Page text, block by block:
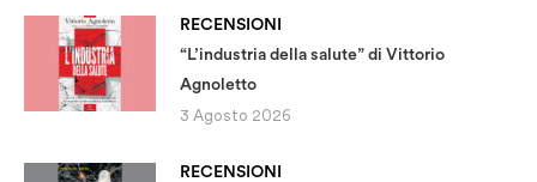
RECENSIONI
“L’industria della salute” di Vittorio
Agnoletto
3 Agosto 2026
RECENSIONI